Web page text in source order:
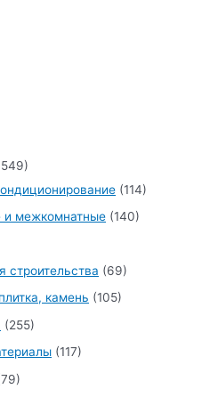
(114)
и межкомнатные (140)
строительства (69)
камень (105)
(255)
(117)